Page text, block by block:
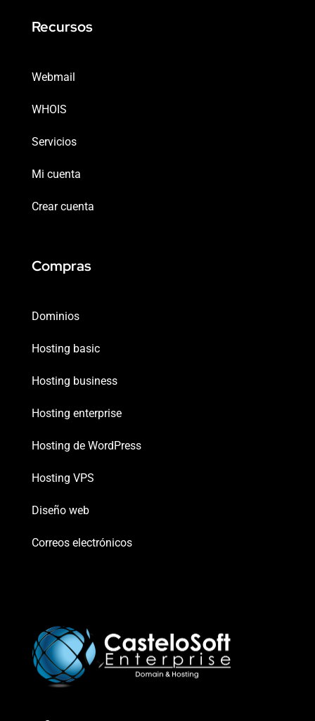
Recursos
Webmail
WHOIS
Servicios
Mi cuenta
Crear cuenta
Compras
Dominios
Hosting basic
Hosting business
Hosting enterprise
Hosting de WordPress
Hosting VPS
Diseño web
Correos electrónicos